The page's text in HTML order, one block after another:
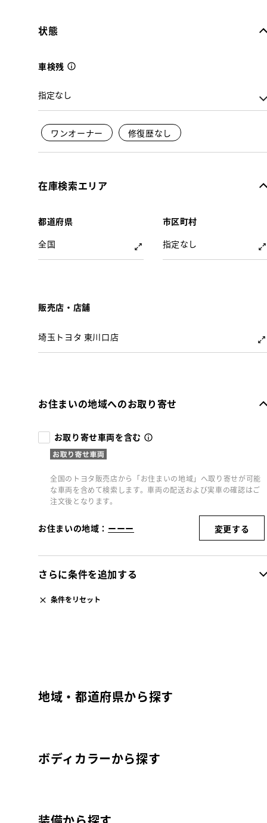
状態
車検残
ワンオーナー 修復歴なし
在庫検索エリア
都道府県
全国
市区町村
指定なし
販売店・店舗
埼玉トヨタ 東川口店
お住まいの地域へのお取り寄せ
お取り寄せ車両を含む
全国のトヨタ販売店から「お住まいの地域」へ取り寄せが可能
な車両を含めて検索します。車両の配送および実車の確認はご
注文後となります。
お住まいの地域： ーーー 変更する
さらに条件を追加する
条件をリセット
地域・都道府県から探す
ボディカラーから探す